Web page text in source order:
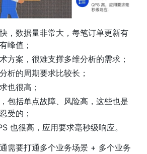
，数据量非常大，每笔订单更新有
峰值；
方案，很难支撑多维分析的需求；
析的周期要求比较长；
也很高；
包括单点故障、风险高，这些也是
受的；
也很高，应用要求毫秒级响应。
需要打通多个业务场景 + 多个业务